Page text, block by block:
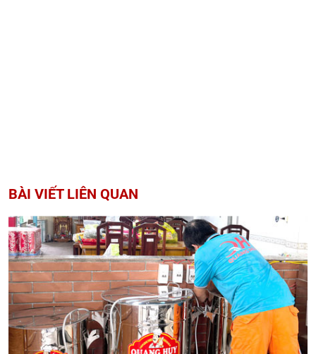
BÀI VIẾT LIÊN QUAN